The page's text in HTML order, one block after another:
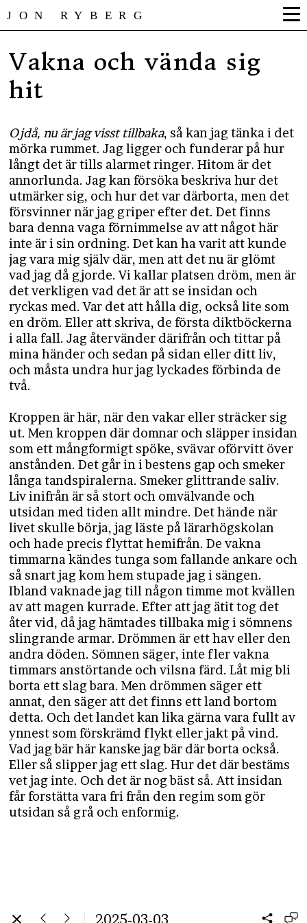
JON RYBERG
Vakna och vända sig
hit
Ojdå, nu är jag visst tillbaka, så kan jag tänka i det
mörka rummet. Jag ligger och funderar på hur
långt det är tills alarmet ringer. Hitom är det
annorlunda. Jag kan försöka beskriva hur det
utmärker sig, och hur det var därborta, men det
försvinner när jag griper efter det. Det finns
bara denna vaga förnimmelse av att något här
inte är i sin ordning. Det kan ha varit att kunde
jag vara mig själv där, men att det nu är glömt
vad jag då gjorde. Vi kallar platsen dröm, men är
det verkligen vad det är att se insidan och
ryckas med. Var det att hålla dig, också lite som
en dröm. Eller att skriva, de första diktböckerna
i alla fall. Jag återvänder därifrån och tittar på
mina händer och sedan på sidan eller ditt liv,
och måsta undra hur jag lyckades förbinda de
två.
Kroppen är här, när den vakar eller sträcker sig
ut. Men kroppen där domnar och släpper insidan
som ett mångformigt spöke, svävar oförvitt över
anstånden. Det går in i bestens gap och smeker
långa tandspiralerna. Smeker glittrande saliv.
Liv inifrån är så stort och omvälvande och
utsidan med tiden allt mindre. Det hände när
livet skulle börja, jag läste på lärarhögskolan
och hade precis flyttat hemifrån. De vakna
timmarna kändes tunga som fallande ankare och
så snart jag kom hem stupade jag i sängen.
Ibland vaknade jag till någon timme mot kvällen
av att magen kurrade. Efter att jag ätit tog det
åter vid, då jag hämtades tillbaka mig i sömnens
slingrande armar. Drömmen är ett hav eller den
andra döden. Sömnen säger, inte fler vakna
timmars anstörtande och vilsna färd. Låt mig bli
borta ett slag bara. Men drömmen säger ett
annat, den säger att det finns ett land bortom
detta. Och det landet kan lika gärna vara fullt av
ynnest som förskrämd flykt eller jakt på vind.
Vad jag bär här kanske jag bär där borta också.
Eller så slipper jag ett slag. Hur det där bestäms
vet jag inte. Och det är nog bäst så. Att insidan
får forstätta vara fri från den regim som gör
utsidan så grå och enformig.
2025-03-03